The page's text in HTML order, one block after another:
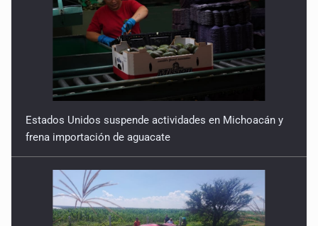
Estados Unidos suspende actividades en Michoacán y
frena importación de aguacate